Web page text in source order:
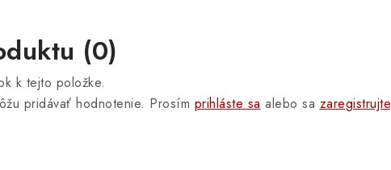
(0)
k tejto položke.
pridávať hodnotenie. Prosím prihláste sa alebo sa zaregistrujte